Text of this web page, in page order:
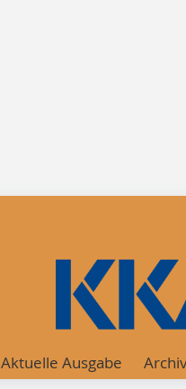
Aktuelle Ausgabe